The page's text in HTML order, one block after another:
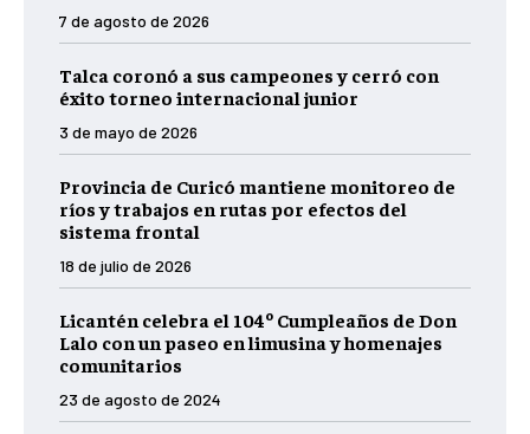
7 de agosto de 2026
Talca coronó a sus campeones y cerró con
éxito torneo internacional junior
3 de mayo de 2026
Provincia de Curicó mantiene monitoreo de
ríos y trabajos en rutas por efectos del
sistema frontal
18 de julio de 2026
Licantén celebra el 104º Cumpleaños de Don
Lalo con un paseo en limusina y homenajes
comunitarios
23 de agosto de 2024